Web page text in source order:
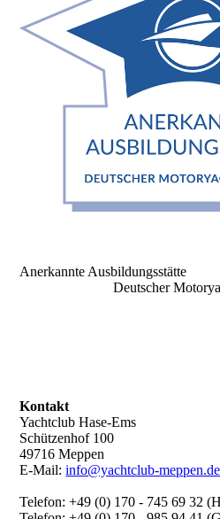
Anerkannte Ausbildungsstätte
Deutscher
Kontakt
Yachtclub Hase-Ems
Schützenhof 100
49716 Meppen
E-Mail:info@yachtclub-meppen.de
Telefon: +49 (0) 170 - 745 69 32